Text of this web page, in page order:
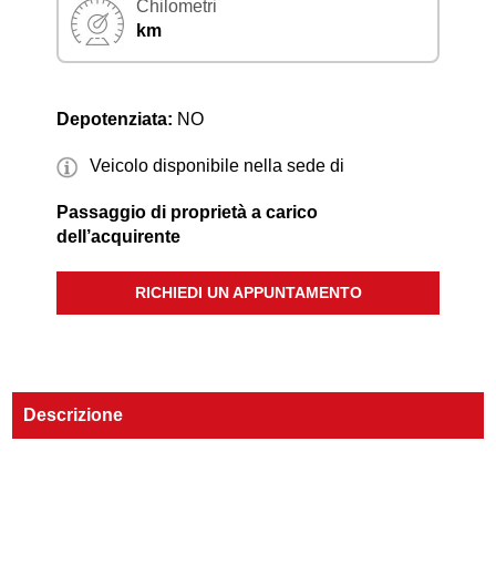
Chilometri
km
Depotenziata: NO
Veicolo disponibile nella sede di
Passaggio di proprietà a carico
dell’acquirente
RICHIEDI UN APPUNTAMENTO
Descrizione